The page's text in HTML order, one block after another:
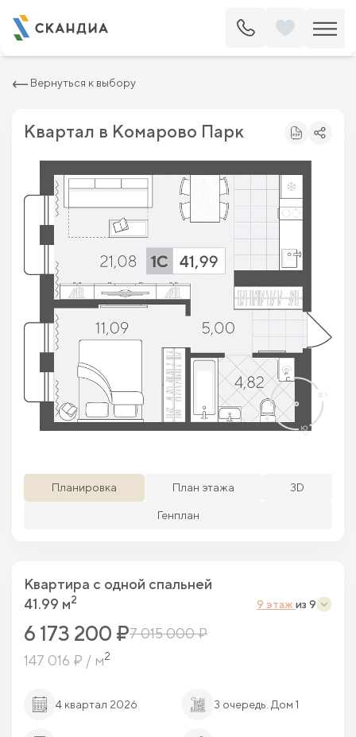
Вернуться к выбору
Квартал в Комарово Парк
Планировка План этажа 3D
Генплан
Квартира c одной спальней
41.99 м2 9 этаж из 9
6 173 200 ₽7 015 000 ₽
147 016 ₽ / м2
4 квартал 2026 3 очередь. Дом 1
Квартира c одной спальней 41.99 м
6 173 200 ₽7 015 000 ₽